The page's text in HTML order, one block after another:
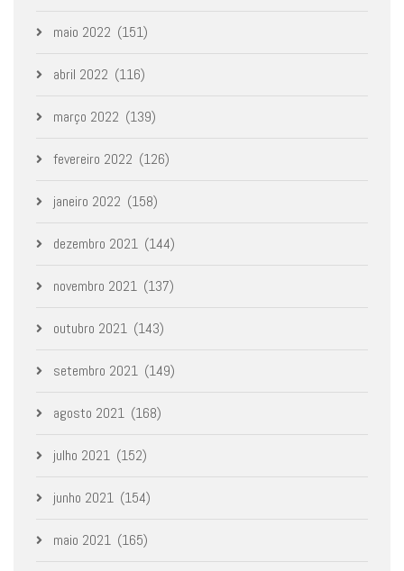
maio 2022 (151)
abril 2022 (116)
março 2022 (139)
fevereiro 2022 (126)
janeiro 2022 (158)
dezembro 2021 (144)
novembro 2021 (137)
outubro 2021 (143)
setembro 2021 (149)
agosto 2021 (168)
julho 2021 (152)
junho 2021 (154)
maio 2021 (165)